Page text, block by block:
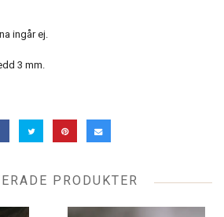
ingår ej.
3 mm.
PRODUKTER